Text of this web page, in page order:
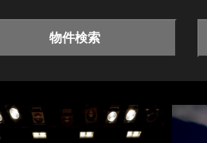
物件検索